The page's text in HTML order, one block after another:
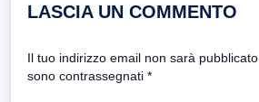
LASCIA UN COMMENTO
Il tuo indirizzo email non sarà pubblicato.
sono contrassegnati *